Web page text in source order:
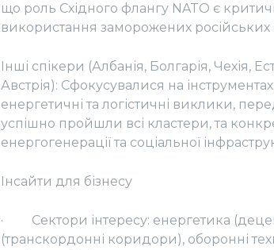
що роль Східного флангу NATO є
використання заморожених російських
Інші спікери (Албанія, Болгарія, Чехія,
Австрія): Сфокусувалися на
енергетичні та логістичні виклики,
успішно пройшли всі кластери, та
енергогенерації та соціальної
Інсайти для бізнесу
· Сектори інтересу: енергетика
(транскордонні коридори), оборонні